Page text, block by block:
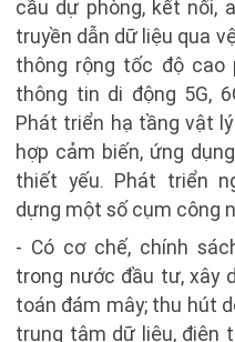
cầu dự phòng, kết nối,
truyền dẫn dữ liệu qua
thông rộng tốc độ cao
thông tin di động 5G,
Phát triển hạ tầng vật
hợp cảm biến, ứng
thiết yếu. Phát triển
dựng một số cụm công
- Có cơ chế, chính
trong nước đầu tư, xây
toán đám mây; thu hút
trung tâm dữ liệu, điện